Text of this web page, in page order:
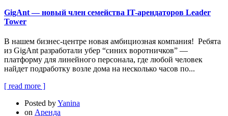
GigAnt — новый член семейства IT-арендаторов Leader
Tower
В нашем бизнес-центре новая амбициозная компания! Ребята
из GigAnt разработали убер “синих воротничков” —
платформу для линейного персонала, где любой человек
найдет подработку возле дома на несколько часов по...
[ read more ]
Posted byYanina
on Аренда